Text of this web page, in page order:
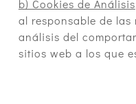
b) Cookies de Análisis
al responsable de las
análisis del
sitios web a los que